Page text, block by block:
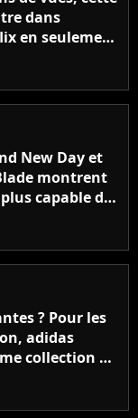
dans
en seulement
New Day et
montrent
capable de
de simple
? Pour les
adidas
collection de
pas quoi en